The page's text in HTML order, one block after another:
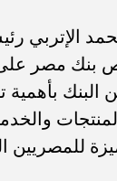
الإتربي
بنك مصر على
من
للمصريين